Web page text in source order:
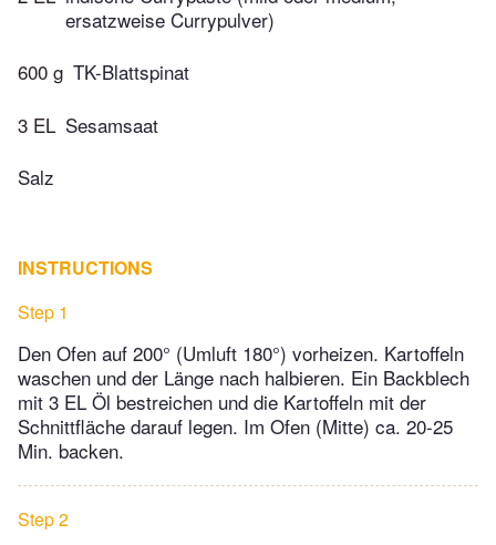
ersatzweise Currypulver)
600 g TK-Blattspinat
3 EL Sesamsaat
Salz
INSTRUCTIONS
Step 1
Den Ofen auf 200° (Umluft 180°) vorheizen. Kartoffeln
waschen und der Länge nach halbieren. Ein Backblech
mit 3 EL Öl bestreichen und die Kartoffeln mit der
Schnittfläche darauf legen. Im Ofen (Mitte) ca. 20-25
Min. backen.
Step 2